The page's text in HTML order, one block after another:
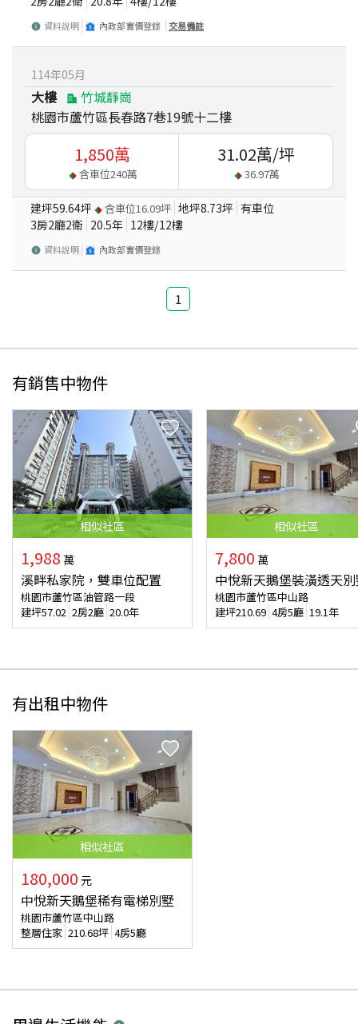
資料說明 內政部實價登錄 交易備註
114年05月
大樓
竹城靜崗
桃園市蘆竹區長春路7巷19號十二樓
1,850萬
含車位240萬
31.02萬/坪
36.97萬
建坪59.64坪 含車位16.09坪 地坪8.73坪 有車位
3房2廳2衛 20.5年 12樓/12樓
資料說明 內政部實價登錄
1
有銷售中物件
相似社區
1,988 萬
溪畔私家院，雙車位配置
桃園市蘆竹區油管路一段
建坪57.02 2房2廳 20.0年
相似社區
7,800 萬
中悅新天鵝堡裝潢透天
桃園市蘆竹區中山路
建坪210.69 4房5廳 19.1年
有出租中物件
相似社區
180,000 元
中悅新天鵝堡稀有電梯別墅
桃園市蘆竹區中山路
整層住家 210.68坪 4房5廳